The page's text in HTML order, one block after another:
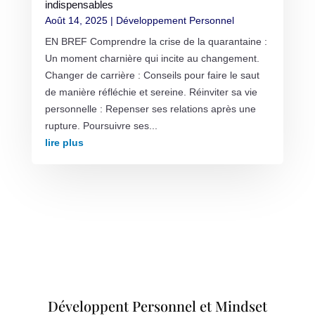
indispensables
Août 14, 2025| Développement Personnel
EN BREF Comprendre la crise de la quarantaine :
Un moment charnière qui incite au changement.
Changer de carrière : Conseils pour faire le saut
de manière réfléchie et sereine. Réinviter sa vie
personnelle : Repenser ses relations après une
rupture. Poursuivre ses...
lire plus
Développent Personnel et Mindset